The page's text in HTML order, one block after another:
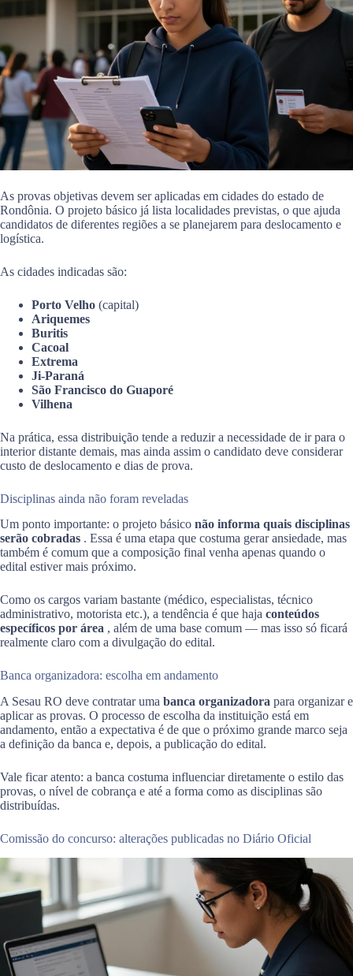
As provas objetivas devem ser aplicadas em cidades do estado de
Rondônia. O projeto básico já lista localidades previstas, o que ajuda
candidatos de diferentes regiões a se planejarem para deslocamento e
logística.
As cidades indicadas são:
Porto Velho (capital)
Ariquemes
Buritis
Cacoal
Extrema
Ji-Paraná
São Francisco do Guaporé
Vilhena
Na prática, essa distribuição tende a reduzir a necessidade de ir para o
interior distante demais, mas ainda assim o candidato deve considerar
custo de deslocamento e dias de prova.
Disciplinas ainda não foram reveladas
Um ponto importante: o projeto básico não informa quais disciplinas
serão cobradas . Essa é uma etapa que costuma gerar ansiedade, mas
também é comum que a composição final venha apenas quando o
edital estiver mais próximo.
Como os cargos variam bastante (médico, especialistas, técnico
administrativo, motorista etc.), a tendência é que haja conteúdos
específicos por área , além de uma base comum — mas isso só ficará
realmente claro com a divulgação do edital.
Banca organizadora: escolha em andamento
A Sesau RO deve contratar uma banca organizadora para organizar e
aplicar as provas. O processo de escolha da instituição está em
andamento, então a expectativa é de que o próximo grande marco seja
a definição da banca e, depois, a publicação do edital.
Vale ficar atento: a banca costuma influenciar diretamente o estilo das
provas, o nível de cobrança e até a forma como as disciplinas são
distribuídas.
Comissão do concurso: alterações publicadas no Diário Oficial